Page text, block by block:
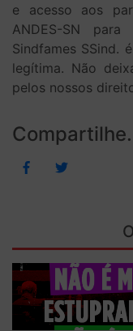
e acesso aos
ANDES-SN
Sindfames SSind.
legítima. Não
pelos nossos